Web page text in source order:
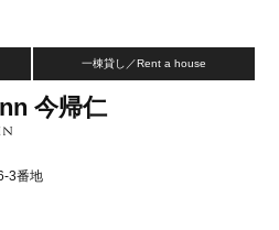
一棟貸し／Rent a house
今帰仁
3番地